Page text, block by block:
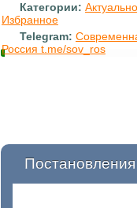
Категории:
Избранное
Telegram:
Россия t.me/sov_ros